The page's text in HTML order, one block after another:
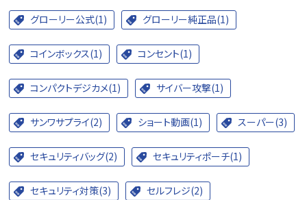
グローリー公式(1) グローリー純正品(1)
コインボックス(1) コンセント(1)
コンパクトデジカメ(1) サイバー攻撃(1)
サンワサプライ(2) ショート動画(1) スーパー(3)
セキュリティバッグ(2) セキュリティポーチ(1)
セキュリティ対策(3) セルフレジ(2)